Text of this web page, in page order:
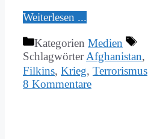
Wei­ter­le­sen ...
Kategorien Medien
SchlagwörterAfghanistan,
Filkins, Krieg, Terrorismus
8 Kommentare